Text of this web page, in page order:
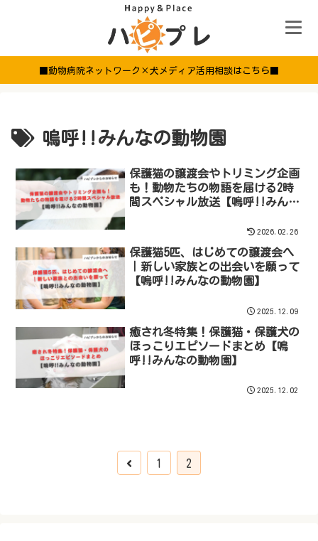
■動物病院ネットワーク×犬メディア活用相談はこちら■
嗚呼!!みんなの動物園
保護猫の譲渡会やトリミング企画
も！動物たちの物語を届ける2時
間スペシャル放送【嗚呼!!みんな
2026.02.26
保護猫5匹、はじめての譲渡会へ
｜新しい家族との出会いを願って
【嗚呼!!みんなの動物園】
2025.12.09
癒され冬特集！保護猫・保護犬の
ほっこりエピソードまとめ【嗚
呼!!みんなの動物園】
2025.12.02
前 1 2